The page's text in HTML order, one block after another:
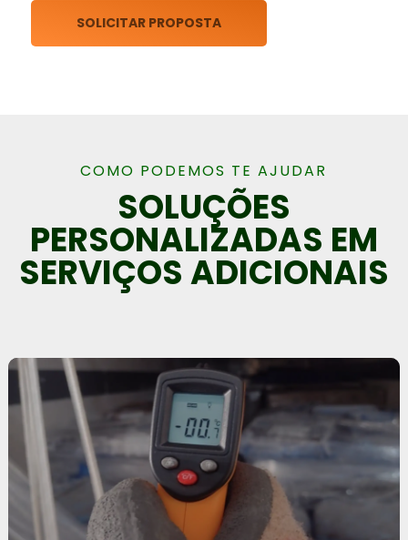
SOLICITAR PROPOSTA
COMO PODEMOS TE AJUDAR
SOLUÇÕES
PERSONALIZADAS EM
SERVIÇOS ADICIONAIS